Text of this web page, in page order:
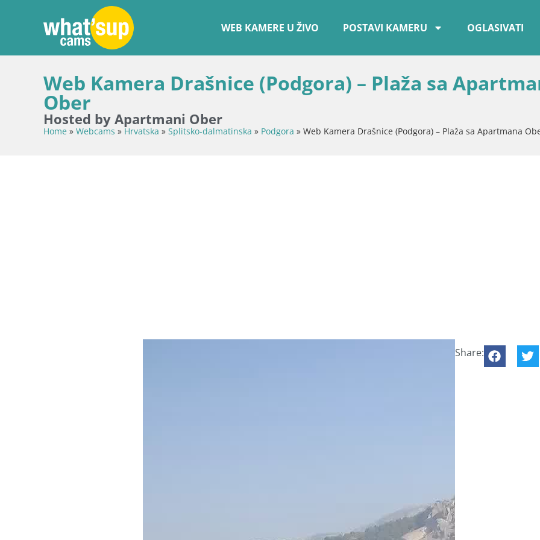
WEB KAMERE U ŽIVO POSTAVI KAMERU OGLASIVATI
Web Kamera Drašnice (Podgora) – Plaža sa
Ober
Hosted by Apartmani Ober
Home » Webcams » Hrvatska » Splitsko-dalmatinska » Podgora » Web Kamera Drašnice (Podgora) – Plaža sa Apartmana
Share: